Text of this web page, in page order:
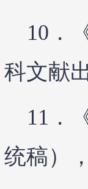
10．
科文献
11．
统稿）